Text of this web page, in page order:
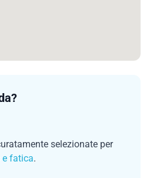
selezionate per
e fatica.